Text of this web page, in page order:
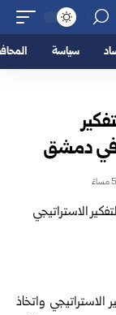
سياسة
في دمشق
الاستراتيجي واتخاذ